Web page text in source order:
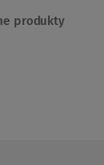
produkty